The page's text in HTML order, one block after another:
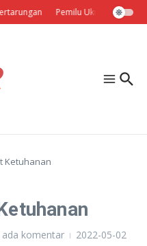
Pemilu Ukraina: Milih
Ketuhanan
ada komentar 2022-05-02